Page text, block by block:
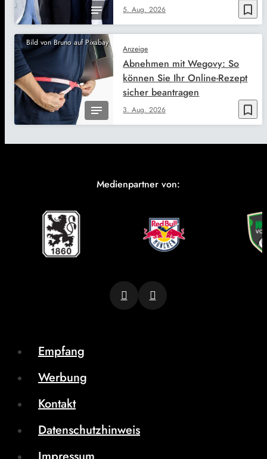
bookmark_border
5. Aug. 2026
Bild von Bruno auf Pixabay
bookmark_border
Anzeige
3. Aug. 2026
Abnehmen mit Wegovy: So
können Sie Ihr Online-Rezept
sicher beantragen
Medienpartner von:
Empfang
Werbung
Kontakt
Datenschutzhinweis